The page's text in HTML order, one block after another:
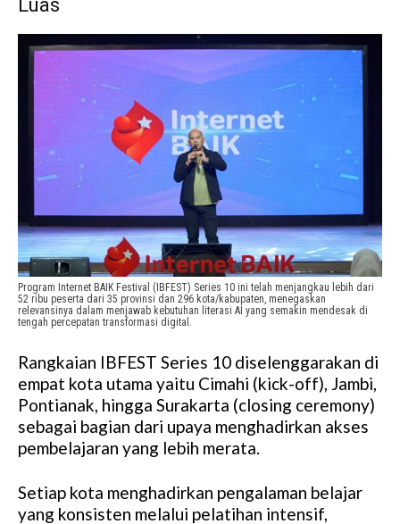
Luas
Program Internet BAIK Festival (IBFEST) Series 10 ini telah menjangkau lebih dari
52 ribu peserta dari 35 provinsi dan 296 kota/kabupaten, menegaskan
relevansinya dalam menjawab kebutuhan literasi AI yang semakin mendesak di
tengah percepatan transformasi digital.
Rangkaian IBFEST Series 10 diselenggarakan di
empat kota utama yaitu Cimahi (kick-off), Jambi,
Pontianak, hingga Surakarta (closing ceremony)
sebagai bagian dari upaya menghadirkan akses
pembelajaran yang lebih merata.
Setiap kota menghadirkan pengalaman belajar
yang konsisten melalui pelatihan intensif,